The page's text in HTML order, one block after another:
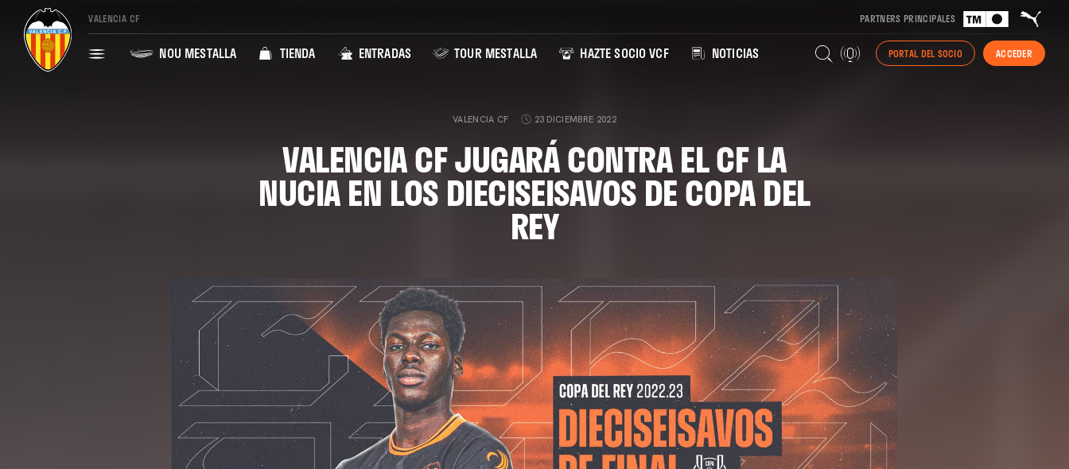
VALENCIA CF PARTNERS PRINCIPALES
NOU MESTALLA TIENDA ENTRADAS TOUR MESTALLA HAZTE SOCIO VCF NOTICIAS PORTAL DEL SOCIO ACCEDER
VALENCIA CF 23 DICIEMBRE 2022
VALENCIA CF JUGARÁ CONTRA EL CF LA
NUCIA EN LOS DIECISEISAVOS DE COPA DEL
REY